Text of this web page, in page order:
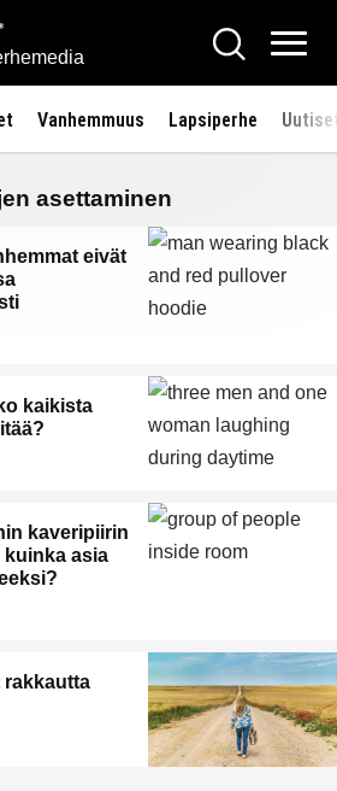
Hae
Vanhemmuus Lapsiperhe
asettaminen
eivät
kaikista
kaveripiirin
kuinka asia
rakkautta